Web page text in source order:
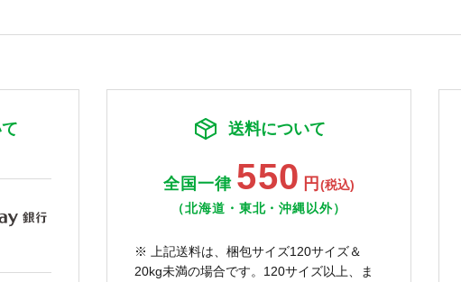
送料について
全国一律 550 円 (税込)
（北海道・東北・沖縄以外）
※ 上記送料は、梱包サイズ120サイズ＆
20kg未満の場合です。120サイズ以上、ま